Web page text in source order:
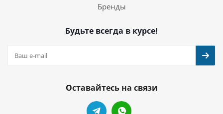
Бренды
Будьте всегда в курсе!
Оставайтесь на связи